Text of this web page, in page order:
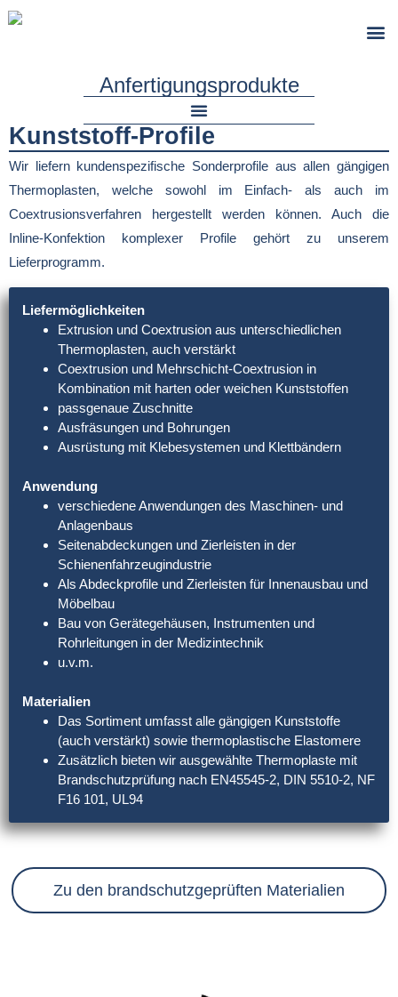
Anfertigungsprodukte
Kunststoff-Profile
Wir liefern kundenspezifische Sonderprofile aus allen gängigen
Thermoplasten, welche sowohl im Einfach- als auch im
Coextrusionsverfahren hergestellt werden können. Auch die
Inline-Konfektion komplexer Profile gehört zu unserem
Lieferprogramm.
Liefermöglichkeiten
Extrusion und Coextrusion aus unterschiedlichen
Thermoplasten, auch verstärkt
Coextrusion und Mehrschicht-Coextrusion in
Kombination mit harten oder weichen Kunststoffen
passgenaue Zuschnitte
Ausfräsungen und Bohrungen
Ausrüstung mit Klebesystemen und Klettbändern
Anwendung
verschiedene Anwendungen des Maschinen- und
Anlagenbaus
Seitenabdeckungen und Zierleisten in der
Schienenfahrzeugindustrie
Als Abdeckprofile und Zierleisten für Innenausbau und
Möbelbau
Bau von Gerätegehäusen, Instrumenten und
Rohrleitungen in der Medizintechnik
u.v.m.
Materialien
Das Sortiment umfasst alle gängigen Kunststoffe
(auch verstärkt) sowie thermoplastische Elastomere
Zusätzlich bieten wir ausgewählte Thermoplaste mit
Brandschutzprüfung nach EN45545-2, DIN 5510-2, NF
F16 101, UL94
Zu den brandschutzgeprüften Materialien